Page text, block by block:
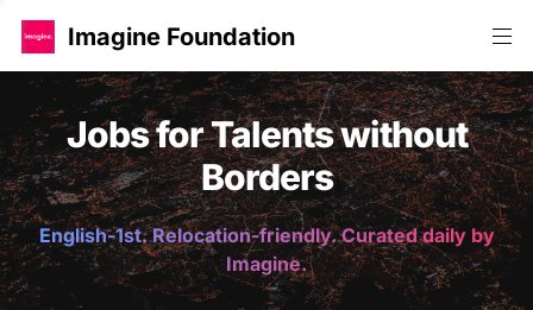
Imagine Foundation
Jobs for Talents without
Borders
English-1st. Relocation-friendly. Curated daily by
Imagine.